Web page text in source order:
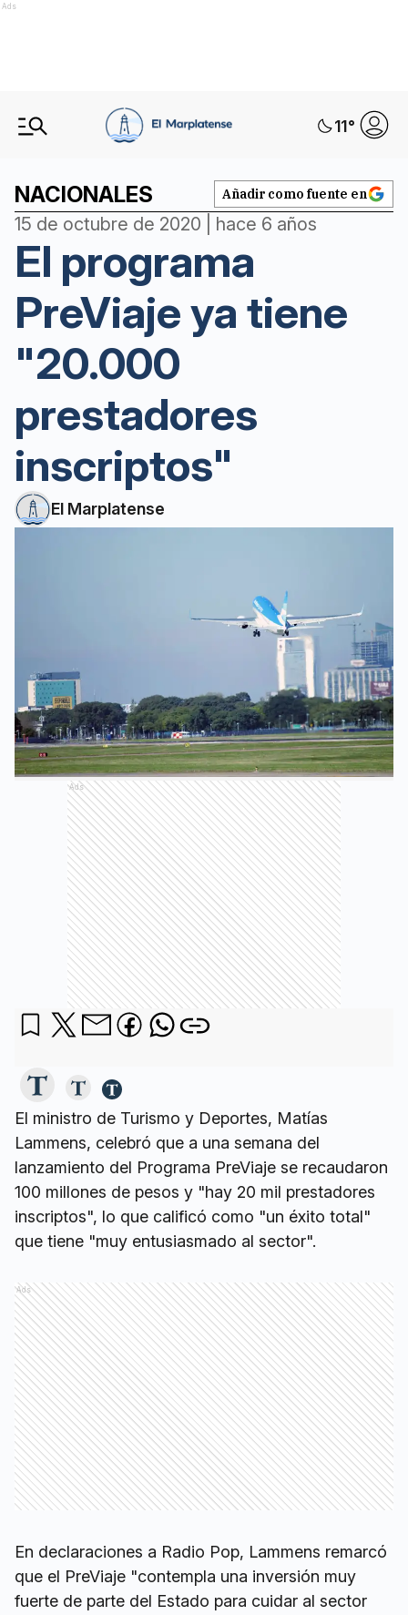
Ads
11°
NACIONALES Añadir como fuente en
15 de octubre de 2020 | hace 6 años
El programa
PreViaje ya tiene
"20.000
prestadores
inscriptos"
El Marplatense
Ads
El ministro de Turismo y Deportes, Matías
Lammens, celebró que a una semana del
lanzamiento del Programa PreViaje se recaudaron
100 millones de pesos y "hay 20 mil prestadores
inscriptos", lo que calificó como "un éxito total"
que tiene "muy entusiasmado al sector".
Ads
En declaraciones a Radio Pop, Lammens remarcó
que el PreViaje "contempla una inversión muy
fuerte de parte del Estado para cuidar al sector